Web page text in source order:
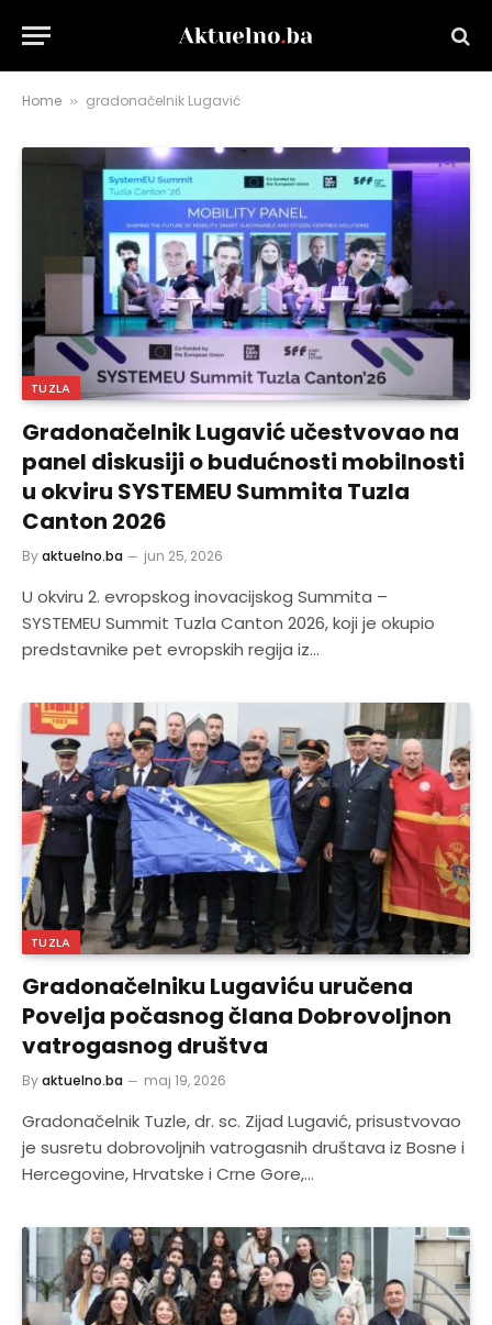
Home » gradonačelnik Lugavić
TUZLA
Gradonačelnik Lugavić učestvovao na
panel diskusiji o budućnosti mobilnosti
u okviru SYSTEMEU Summita Tuzla
Canton 2026
Byaktuelno.ba jun 25, 2026
U okviru 2. evropskog inovacijskog Summita –
SYSTEMEU Summit Tuzla Canton 2026, koji je okupio
predstavnike pet evropskih regija iz…
TUZLA
Gradonačelniku Lugaviću uručena
Povelja počasnog člana Dobrovoljnon
vatrogasnog društva
Byaktuelno.ba maj 19, 2026
Gradonačelnik Tuzle, dr. sc. Zijad Lugavić, prisustvovao
je susretu dobrovoljnih vatrogasnih društava iz Bosne i
Hercegovine, Hrvatske i Crne Gore,…